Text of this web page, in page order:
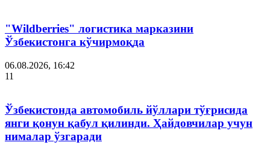
"Wildberries" логистика марказини
Ўзбекистонга кўчирмоқда
06.08.2026, 16:42
11
Ўзбекистонда автомобиль йўллари тўғрисида
янги қонун қабул қилинди. Ҳайдовчилар учун
нималар ўзгаради